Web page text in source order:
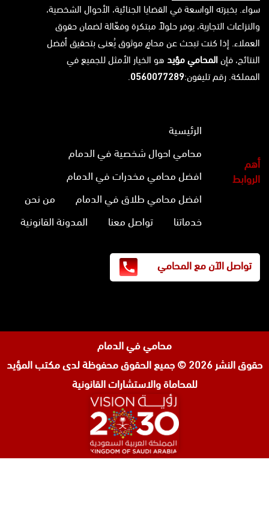
سواء. بخبرته الواسعة في القضايا الجنائية، الأحوال الشخصية،
والنزاعات التجارية، يوفر حلولاً مبتكرة وفعّالة لضمان حقوق
العملاء. إذا كنت تبحث عن محامٍ موثوق يُعنى بتحقيق أفضل
النتائج، فإنالمحامي مؤيد هو الخيار الأمثل للجميع في
المملكة. رقم تليفون:0560077289
.
أهم
الروابط
الرئيسية
محامي احوال شخصية في الدمام
افضل محامي مخدرات في الدمام
افضل محامي طلاق في الدمام
من نحن
خدماتنا
تواصل معنا المدونة القانونية
تواصل الآن مع المحامي
محامي في الدمام
حقوق النشر 2026 © جميع الحقوق محفوظة لدى
مكتب المؤيد
للمحاماة والاستشارات القانونية